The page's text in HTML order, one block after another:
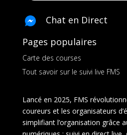
Chat en Direct
Pages populaires
Carte des courses
Tout savoir sur le suivi live FMS
Lancé en 2025, FMS
coureurs et les organisateurs
simplifiant l’organisation grâce